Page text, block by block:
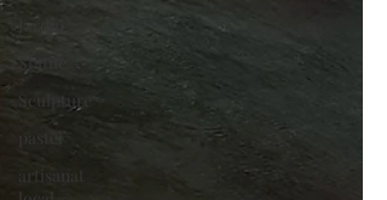
Jardin
Statue
Sculpture
pastel
artisanat